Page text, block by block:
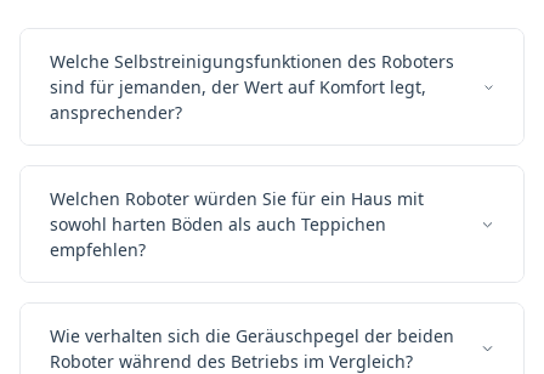
Welche Selbstreinigungsfunktionen des Roboters
sind für jemanden, der Wert auf Komfort legt,
ansprechender?
Welchen Roboter würden Sie für ein Haus mit
sowohl harten Böden als auch Teppichen
empfehlen?
Wie verhalten sich die Geräuschpegel der beiden
Roboter während des Betriebs im Vergleich?